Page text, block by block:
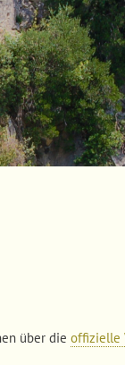
über die offizielle